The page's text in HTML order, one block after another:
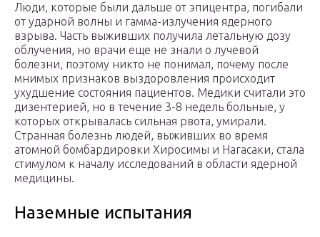
Люди, которые были дальше от эпицентра, погибали
от ударной волны и гамма-излучения ядерного
взрыва. Часть выживших получила летальную дозу
облучения, но врачи еще не знали о лучевой
болезни, поэтому никто не понимал, почему после
мнимых признаков выздоровления происходит
ухудшение состояния пациентов. Медики считали это
дизентерией, но в течение 3-8 недель больные, у
которых открывалась сильная рвота, умирали.
Странная болезнь людей, выживших во время
атомной бомбардировки Хиросимы и Нагасаки, стала
стимулом к началу исследований в области ядерной
медицины.
Наземные испытания